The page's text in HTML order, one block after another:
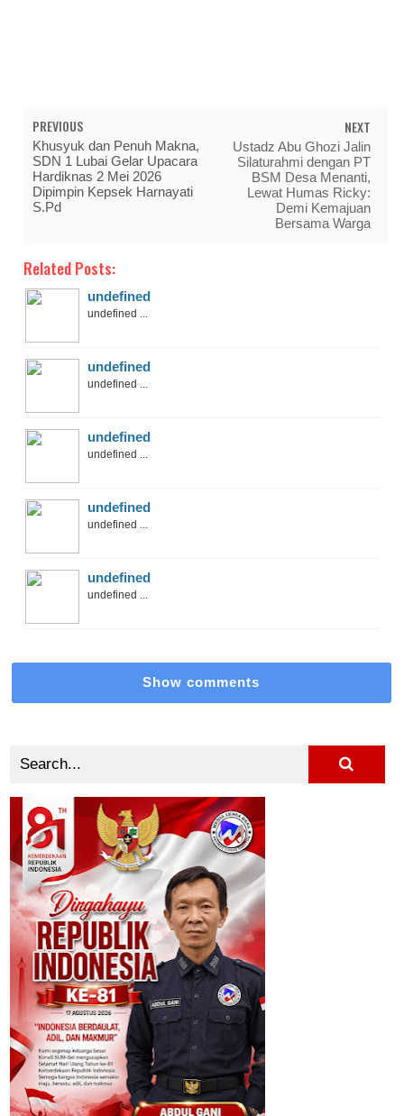
PREVIOUS
Khusyuk dan Penuh Makna,
SDN 1 Lubai Gelar Upacara
Hardiknas 2 Mei 2026
Dipimpin Kepsek Harnayati
S.Pd
NEXT
Ustadz Abu Ghozi Jalin
Silaturahmi dengan PT
BSM Desa Menanti,
Lewat Humas Ricky:
Demi Kemajuan
Bersama Warga
Related Posts:
undefined
undefined ...
undefined
undefined ...
undefined
undefined ...
undefined
undefined ...
undefined
undefined ...
Show comments